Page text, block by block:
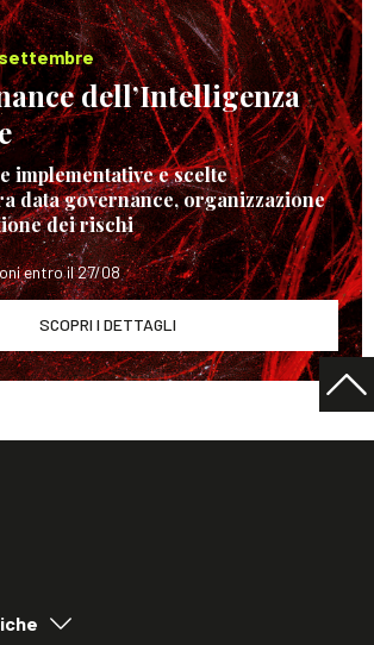
settembre
dell’Intelligenza
implementative e scelte
data governance, organizzazione
dei rischi
entro il 27/08
SCOPRI I DETTAGLI